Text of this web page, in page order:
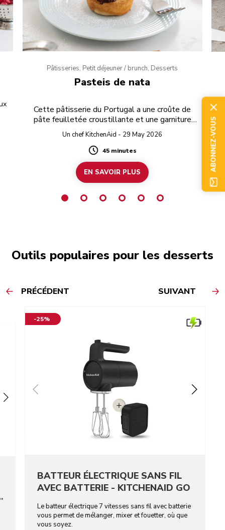
Pâtisseries, Petit déjeuner / brunch, Desserts
Pasteis de nata
Cette pâtisserie du Portugal a une croûte de
pâte feuilletée croustillante et une garniture
crémeuse sucrée.
Un chef KitchenAid - 29 May 2026
Duration
45 minutes
EN SAVOIR PLUS
Outils populaires pour les desserts
PRÉCÉDENT SUIVANT
-25%
BATTEUR ÉLECTRIQUE SANS FIL
AVEC BATTERIE - KITCHENAID GO
Le batteur électrique 7 vitesses sans fil avec batterie
vous permet de mélanger, mixer et fouetter, où que
vous soyez.
ABONNEZ-VOUS